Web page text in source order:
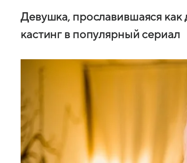
Девушка, прославившаяся
кастинг в популярный сериал